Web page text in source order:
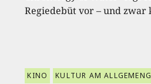
Regiedebüt vor – und zwar
KINO KULTUR AM